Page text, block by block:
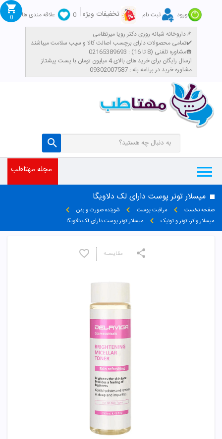
ورود ثبت نام تخفیفات ویژه 0
علاقه مندی ها
داروخانه شبانه روزی دکتر رویا میرنظامی📌
تمامی محصولات دارای برچسب اصالت کالا و سیب سلامت میباشند✔️
مشاوره تلفنی (8 تا 16) : 02165389693☎️
​ارسال رایگان برای خرید های بالای 4 میلیون تومان با پست پیشتاز
مشاوره خرید در برنامه بله : 09302007587
0
مجله مهتاطب
میسلار تونر پوست دارای لک دلاویگا
صفحه نخست مراقبت پوست
شوینده صورت و بدن
میسلار واتر، تونر و تونیک
میسلار تونر پوست دارای لک دلاویگا
مقایسـه